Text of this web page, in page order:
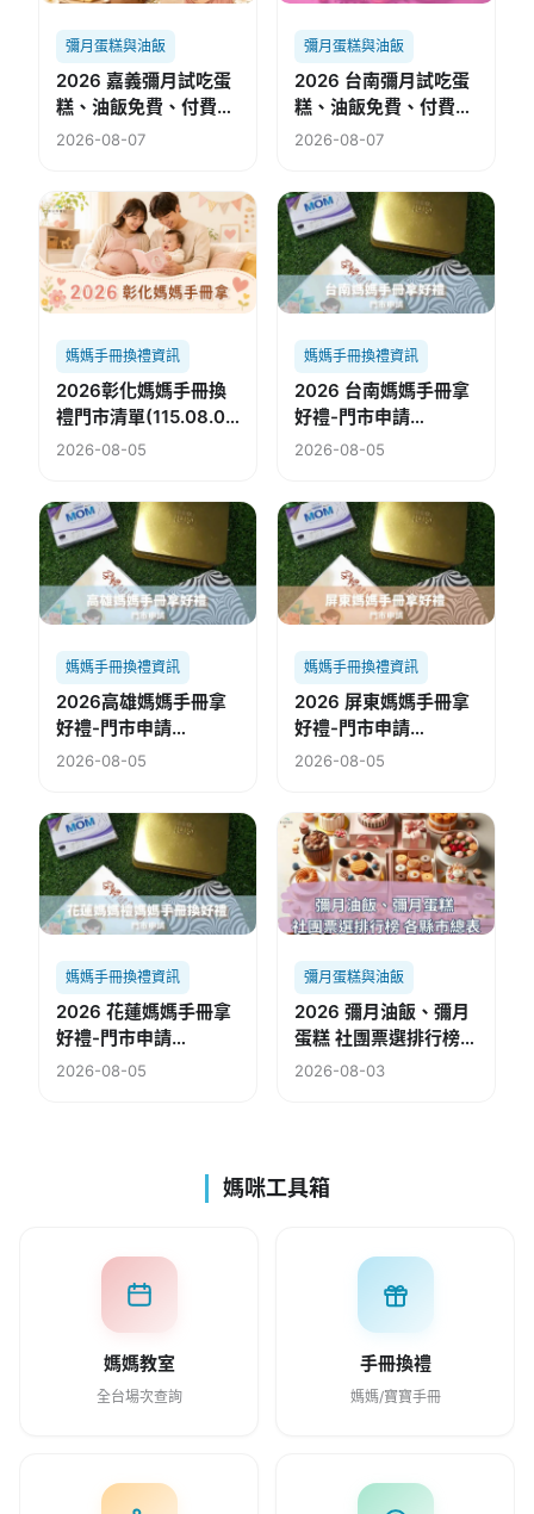
彌月蛋糕與油飯
2026 嘉義彌月試吃蛋
糕、油飯免費、付費懶
人包
2026-08-07
彌月蛋糕與油飯
2026 台南彌月試吃蛋
糕、油飯免費、付費懶
人包
2026-08-07
媽媽手冊換禮資訊
2026彰化媽媽手冊換
禮門市清單(115.08.02
修)
2026-08-05
媽媽手冊換禮資訊
2026 台南媽媽手冊拿
好禮-門市申請
(115.08.05修)
2026-08-05
媽媽手冊換禮資訊
2026高雄媽媽手冊拿
好禮-門市申請
(115.08.05修)
2026-08-05
媽媽手冊換禮資訊
2026 屏東媽媽手冊拿
好禮-門市申請
(115.08.02修)
2026-08-05
媽媽手冊換禮資訊
2026 花蓮媽媽手冊拿
好禮-門市申請
(115.08.02修)
2026-08-05
彌月蛋糕與油飯
2026 彌月油飯、彌月
蛋糕 社團票選排行榜
各縣市總表
2026-08-03
媽咪工具箱
媽媽教室
全台場次查詢
手冊換禮
媽媽/寶寶手冊